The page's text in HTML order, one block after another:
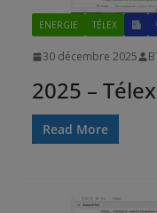
ENERGIE TÉLEX
30 décembre 2025
2025 –
Read More